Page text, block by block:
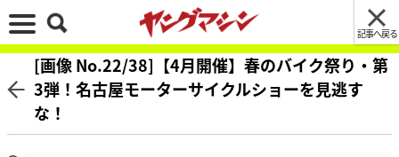
記事へ戻る
[画像 No.22/38]【4月開催】春のバイク祭り・第
3弾！名古屋モーターサイクルショーを見逃す
な！